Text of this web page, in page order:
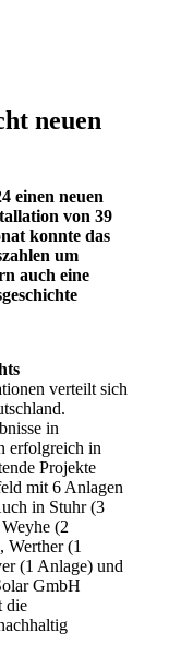
neuen
einen neuen
von 39
konnte das
um
auch eine
verteilt sich
in
erfolgreich in
Projekte
mit 6 Anlagen
in Stuhr (3
(2
Werther (1
(1 Anlage) und
GmbH
die